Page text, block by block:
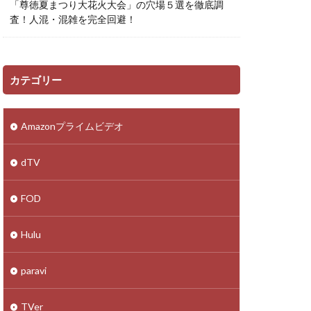
「尊徳夏まつり大花火大会」の穴場５選を徹底調
査！人混・混雑を完全回避！
カテゴリー
Amazonプライムビデオ
dTV
FOD
Hulu
paravi
TVer